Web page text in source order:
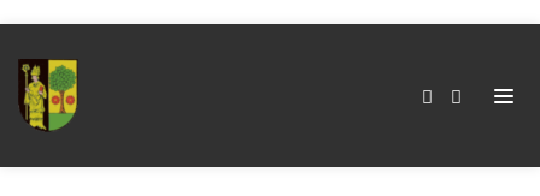
Kategorie: Untergang
Home Kategorie:Untergang